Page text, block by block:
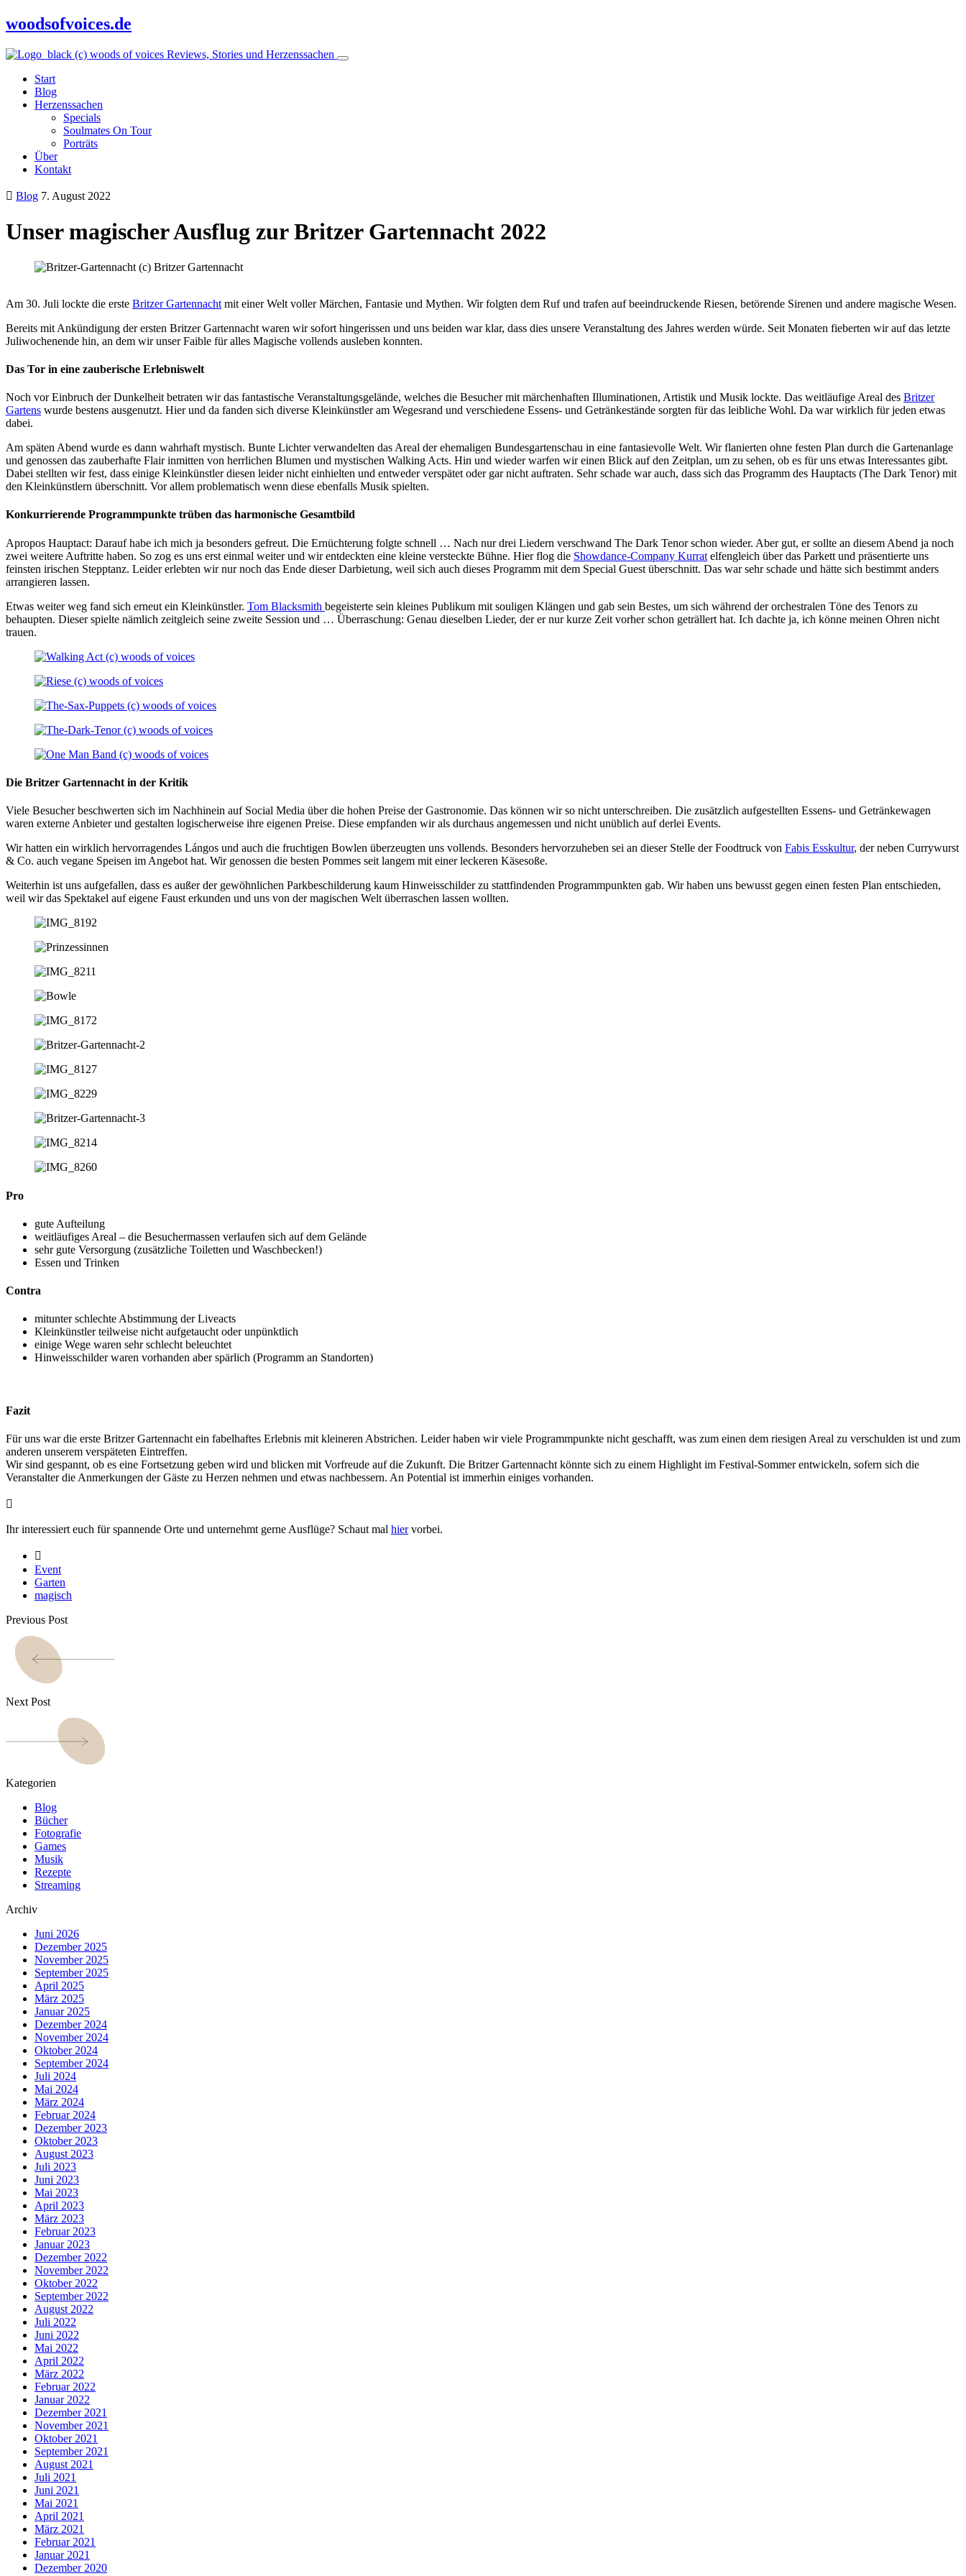
woodsofvoices.de
Reviews, Stories und Herzenssachen
Start
Blog
Herzenssachen
Specials
Soulmates On Tour
Porträts
Über
Kontakt
Blog 7. August 2022
Unser magischer Ausflug zur Britzer Gartennacht 2022
Am 30. Juli lockte die erste Britzer Gartennacht mit einer Welt voller Märchen, Fantasie und Mythen. Wir folgten dem Ruf und trafen auf beeindruckende Riesen, betörende Sirenen und andere magische Wesen.
Bereits mit Ankündigung der ersten Britzer Gartennacht waren wir sofort hingerissen und uns beiden war klar, dass dies unsere Veranstaltung des Jahres werden würde. Seit Monaten fieberten wir auf das letzte
Juliwochenende hin, an dem wir unser Faible für alles Magische vollends ausleben konnten.
Das Tor in eine zauberische Erlebniswelt
Noch vor Einbruch der Dunkelheit betraten wir das fantastische Veranstaltungsgelände, welches die Besucher mit märchenhaften Illuminationen, Artistik und Musik lockte. Das weitläufige Areal des Britzer
Gartens wurde bestens ausgenutzt. Hier und da fanden sich diverse Kleinkünstler am Wegesrand und verschiedene Essens- und Getränkestände sorgten für das leibliche Wohl. Da war wirklich für jeden etwas
dabei.
Am späten Abend wurde es dann wahrhaft mystisch. Bunte Lichter verwandelten das Areal der ehemaligen Bundesgartenschau in eine fantasievolle Welt. Wir flanierten ohne festen Plan durch die Gartenanlage
und genossen das zauberhafte Flair inmitten von herrlichen Blumen und mystischen Walking Acts. Hin und wieder warfen wir einen Blick auf den Zeitplan, um zu sehen, ob es für uns etwas Interessantes gibt.
Dabei stellten wir fest, dass einige Kleinkünstler diesen leider nicht einhielten und entweder verspätet oder gar nicht auftraten. Sehr schade war auch, dass sich das Programm des Hauptacts (The Dark Tenor) mit
den Kleinkünstlern überschnitt. Vor allem problematisch wenn diese ebenfalls Musik spielten.
Konkurrierende Programmpunkte trüben das harmonische Gesamtbild
Apropos Hauptact: Darauf habe ich mich ja besonders gefreut. Die Ernüchterung folgte schnell … Nach nur drei Liedern verschwand The Dark Tenor schon wieder. Aber gut, er sollte an diesem Abend ja noch
zwei weitere Auftritte haben. So zog es uns erst einmal weiter und wir entdeckten eine kleine versteckte Bühne. Hier flog die Showdance-Company Kurrat elfengleich über das Parkett und präsentierte uns
feinsten irischen Stepptanz. Leider erlebten wir nur noch das Ende dieser Darbietung, weil sich auch dieses Programm mit dem Special Guest überschnitt. Das war sehr schade und hätte sich bestimmt anders
arrangieren lassen.
Etwas weiter weg fand sich erneut ein Kleinkünstler. Tom Blacksmith begeisterte sein kleines Publikum mit souligen Klängen und gab sein Bestes, um sich während der orchestralen Töne des Tenors zu
behaupten. Dieser spielte nämlich zeitgleich seine zweite Session und … Überraschung: Genau dieselben Lieder, der er nur kurze Zeit vorher schon geträllert hat. Ich dachte ja, ich könne meinen Ohren nicht
trauen.
Die Britzer Gartennacht in der Kritik
Viele Besucher beschwerten sich im Nachhinein auf Social Media über die hohen Preise der Gastronomie. Das können wir so nicht unterschreiben. Die zusätzlich aufgestellten Essens- und Getränkewagen
waren externe Anbieter und gestalten logischerweise ihre eigenen Preise. Diese empfanden wir als durchaus angemessen und nicht unüblich auf derlei Events.
Wir hatten ein wirklich hervorragendes Lángos und auch die fruchtigen Bowlen überzeugten uns vollends. Besonders hervorzuheben sei an dieser Stelle der Foodtruck von Fabis Esskultur, der neben Currywurst
& Co. auch vegane Speisen im Angebot hat. Wir genossen die besten Pommes seit langem mit einer leckeren Käsesoße.
Weiterhin ist uns aufgefallen, dass es außer der gewöhnlichen Parkbeschilderung kaum Hinweisschilder zu stattfindenden Programmpunkten gab. Wir haben uns bewusst gegen einen festen Plan entschieden,
weil wir das Spektakel auf eigene Faust erkunden und uns von der magischen Welt überraschen lassen wollten.
Pro
gute Aufteilung
weitläufiges Areal – die Besuchermassen verlaufen sich auf dem Gelände
sehr gute Versorgung (zusätzliche Toiletten und Waschbecken!)
Essen und Trinken
Contra
mitunter schlechte Abstimmung der Liveacts
Kleinkünstler teilweise nicht aufgetaucht oder unpünktlich
einige Wege waren sehr schlecht beleuchtet
Hinweisschilder waren vorhanden aber spärlich (Programm an Standorten)
Fazit
Für uns war die erste Britzer Gartennacht ein fabelhaftes Erlebnis mit kleineren Abstrichen. Leider haben wir viele Programmpunkte nicht geschafft, was zum einen dem riesigen Areal zu verschulden ist und zum
anderen unserem verspäteten Eintreffen.
Wir sind gespannt, ob es eine Fortsetzung geben wird und blicken mit Vorfreude auf die Zukunft. Die Britzer Gartennacht könnte sich zu einem Highlight im Festival-Sommer entwickeln, sofern sich die
Veranstalter die Anmerkungen der Gäste zu Herzen nehmen und etwas nachbessern. An Potential ist immerhin einiges vorhanden.
Ihr interessiert euch für spannende Orte und unternehmt gerne Ausflüge? Schaut mal hiervorbei.
Event
Garten
magisch
Previous Post
Next Post
Kategorien
Blog
Bücher
Fotografie
Games
Musik
Rezepte
Streaming
Archiv
Juni 2026
Dezember 2025
November 2025
September 2025
April 2025
März 2025
Januar 2025
Dezember 2024
November 2024
Oktober 2024
September 2024
Juli 2024
Mai 2024
März 2024
Februar 2024
Dezember 2023
Oktober 2023
August 2023
Juli 2023
Juni 2023
Mai 2023
April 2023
März 2023
Februar 2023
Januar 2023
Dezember 2022
November 2022
Oktober 2022
September 2022
August 2022
Juli 2022
Juni 2022
Mai 2022
April 2022
März 2022
Februar 2022
Januar 2022
Dezember 2021
November 2021
Oktober 2021
September 2021
August 2021
Juli 2021
Juni 2021
Mai 2021
April 2021
März 2021
Februar 2021
Januar 2021
Dezember 2020